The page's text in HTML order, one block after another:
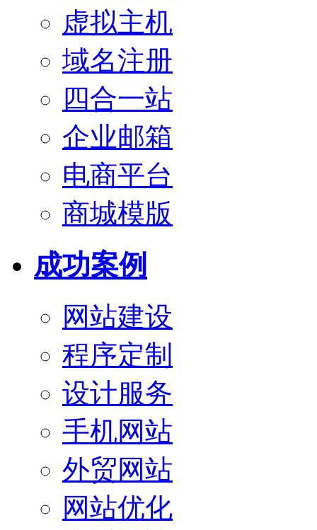
虚拟主机
域名注册
四合一站
企业邮箱
电商平台
商城模版
成功案例
网站建设
程序定制
设计服务
手机网站
外贸网站
网站优化